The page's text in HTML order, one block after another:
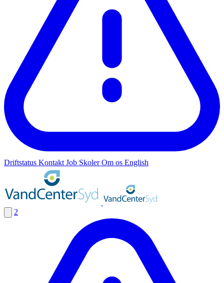
Driftstatus Kontakt Job SkolerOm os English
2